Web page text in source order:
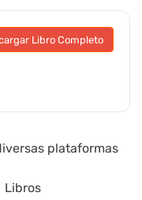
Libro Completo
plataformas